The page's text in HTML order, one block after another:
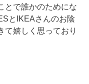
とで誰かのためにな
とIKEAさんのお陰
て嬉しく思っており